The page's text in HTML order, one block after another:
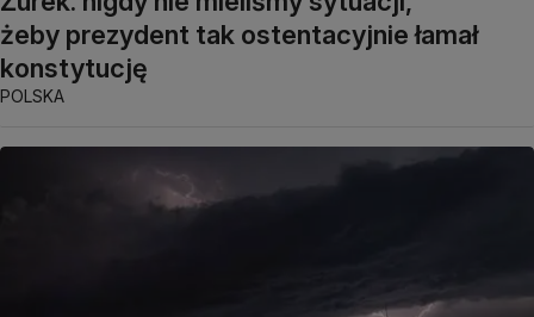
żeby prezydent tak ostentacyjnie łamał
konstytucję
POLSKA